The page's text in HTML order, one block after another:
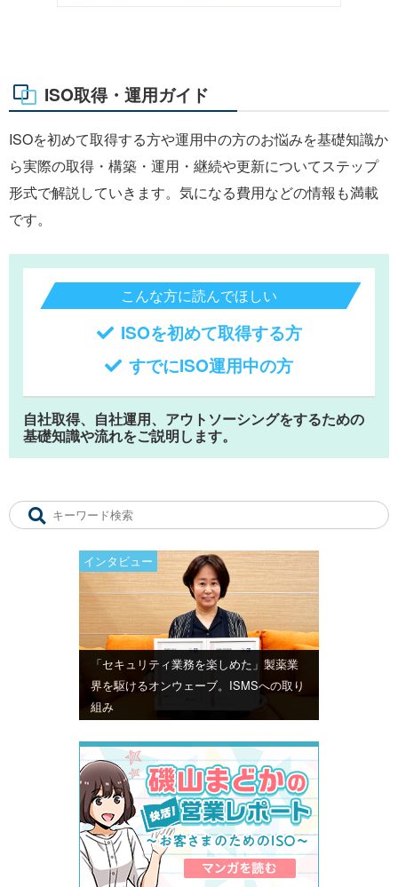
ISO取得・運用ガイド
ISOを初めて取得する方や運用中の方のお悩みを基礎知識か
ら実際の取得・構築・運用・継続や更新についてステップ
形式で解説していきます。気になる費用などの情報も満載
です。
こんな方に読んでほしい
ISOを初めて取得する方
すでにISO運用中の方
自社取得、自社運用、アウトソーシングをするための
基礎知識や流れをご説明します。
インタビュー
「セキュリティ業務を楽しめた」製薬業
界を駆けるオンウェーブ。ISMSへの取り
組み